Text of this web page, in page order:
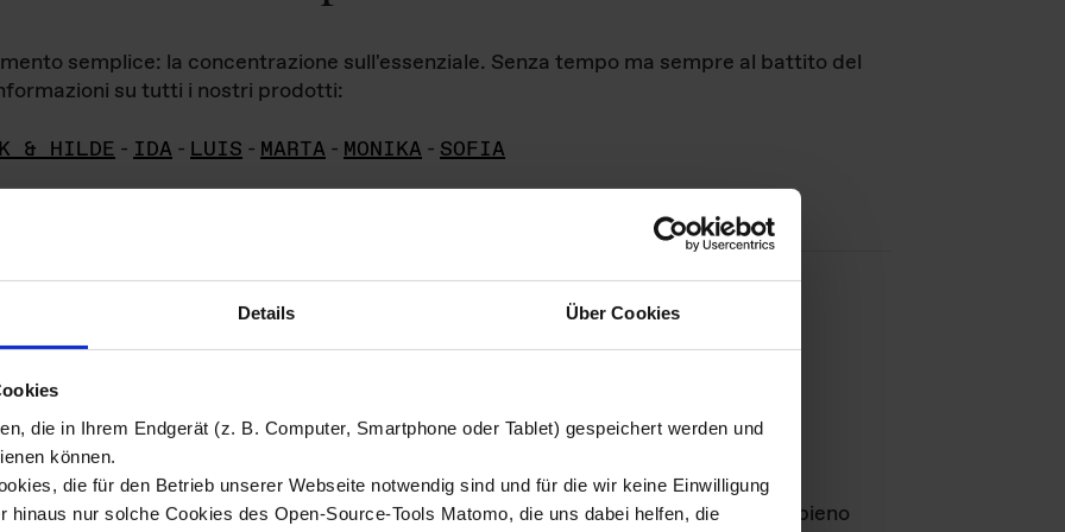
Details Über Cookies
die in Ihrem Endgerät (z. B. Computer, Smartphone oder Tablet) gespeichert werden und
können.
die für den Betrieb unserer Webseite notwendig sind und für die wir keine Einwilligung
hinaus nur solche Cookies des Open-Source-Tools Matomo, die uns dabei helfen, die
semplice: la concentrazione sull'essenziale. Senza tempo ma sempre al battito del
su tutti i nostri prodotti:
& HILDE - IDA - LUIS - MARTA - MONIKA - SOFIA
di immagini
materiale fotografico sono detenuti daDas ganze LebenGmbH e rimangono in pieno